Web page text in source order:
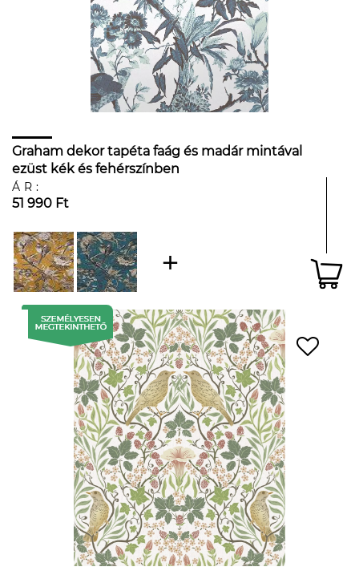
Graham dekor tapéta faág és madár mintával
ezüst kék és fehérszínben
ÁR:
51 990 Ft